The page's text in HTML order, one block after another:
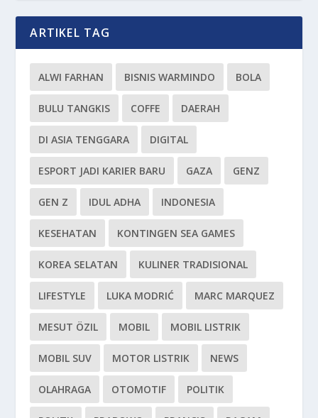
ARTIKEL TAG
ALWI FARHAN BISNIS WARMINDO BOLA
BULU TANGKIS COFFE DAERAH
DI ASIA TENGGARA DIGITAL
ESPORT JADI KARIER BARU GAZA GENZ
GEN Z IDUL ADHA INDONESIA
KESEHATAN KONTINGEN SEA GAMES
KOREA SELATAN KULINER TRADISIONAL
LIFESTYLE LUKA MODRIĆ MARC MARQUEZ
MESUT ÖZIL MOBIL MOBIL LISTRIK
MOBIL SUV MOTOR LISTRIK NEWS
OLAHRAGA OTOMOTIF POLITIK